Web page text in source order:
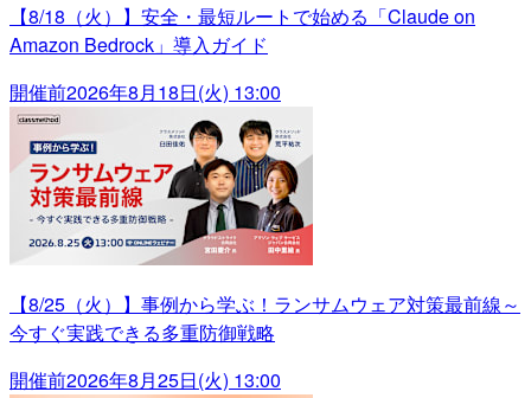
【8/18（火）】安全・最短ルートで始める「Claude on
Amazon Bedrock」導入ガイド
開催前2026年8月18日(火) 13:00
【8/25（火）】事例から学ぶ！ランサムウェア対策最前線～
今すぐ実践できる多重防御戦略
開催前2026年8月25日(火) 13:00